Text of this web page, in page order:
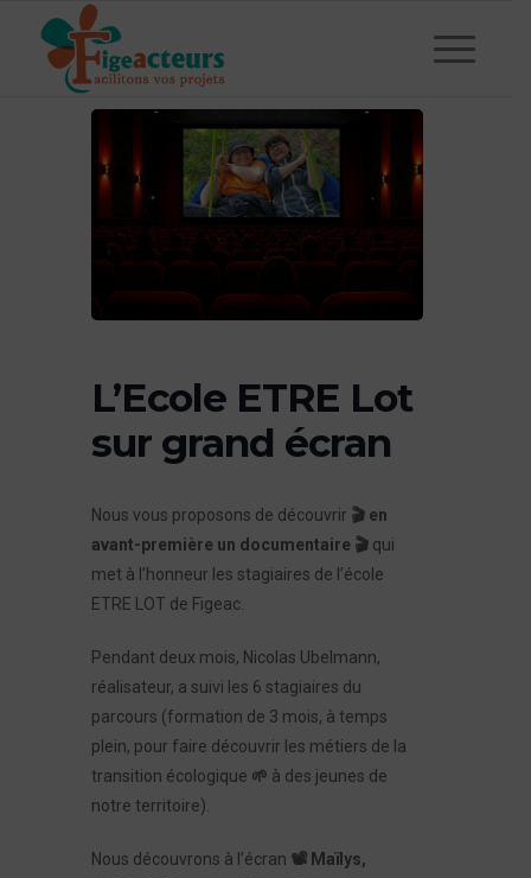
L’Ecole ETRE Lot
sur grand écran
Nous vous proposons de découvrir 🎬en
avant-première un documentaire 🎬qui
met à l’honneur les stagiaires de l’école
ETRE LOT de Figeac.
Pendant deux mois, Nicolas Ubelmann,
réalisateur, a suivi les 6 stagiaires du
parcours (formation de 3 mois, à temps
plein, pour faire découvrir les métiers de la
transition écologique 🌱 à des jeunes de
notre territoire).
Nous découvrons à l’écran 📽️ Maïlys,